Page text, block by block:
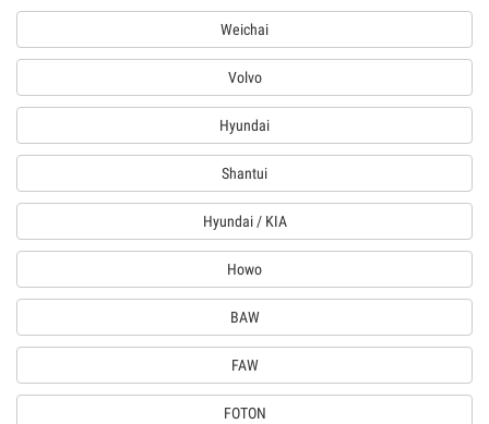
Weichai
Volvo
Hyundai
Shantui
Hyundai / KIA
Howo
BAW
FAW
FOTON